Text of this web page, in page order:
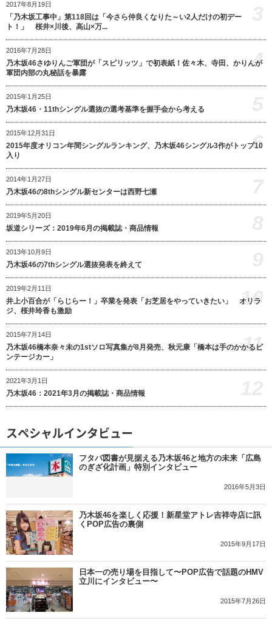
2017年8月19日
「乃木坂工事中」第118回は「今さら仲良くなりた～い2人だけの初デー
ト！」 桜井×川後、高山×万...
2016年7月28日
乃木坂46さゆりんご軍団が「スピリッツ」で初表紙！佐々木、寺田、かりんが
軍団内部の丸秘話を暴露
4
2015年1月25日
乃木坂46・11thシングル選抜の選考基準を握手会から考える
2015年12月31日
2015年度オリコン年間シングルランキング、乃木坂46シングル3作がトップ10
入り
6
2014年1月27日
乃木坂46の8thシングル新センターは西野七瀬
2019年5月20日
坂道シリーズ：2019年6月の掲載誌・商品情報
2013年10月9日
乃木坂46の7thシングル選抜発表を終えて
2019年2月11日
井上小百合が「らじらー！」卒業を発表「お芝居をやっていきたい」 オリラ
ジ、桜井玲香も激励
10
2015年7月14日
乃木坂46橋本奈々未の1stソロ写真集が8月発売、秋元康「橋本は手のかかるビ
ンテージカー」
11
2021年3月1日
乃木坂46：2021年3月の掲載誌・商品情報
スペシャルインタビュー
フタバ図書が見据える乃木坂46と地方の未来「広島
のぎざ化計画」特別インタビュー
2016年5月3日
乃木坂46を楽しく応援！新星堂アトレ吉祥寺店に訊
くPOP広告の裏側
2015年9月17日
日本一の売り場を目指して〜POP広告で話題のHMV
立川にインタビュー〜
2015年7月26日